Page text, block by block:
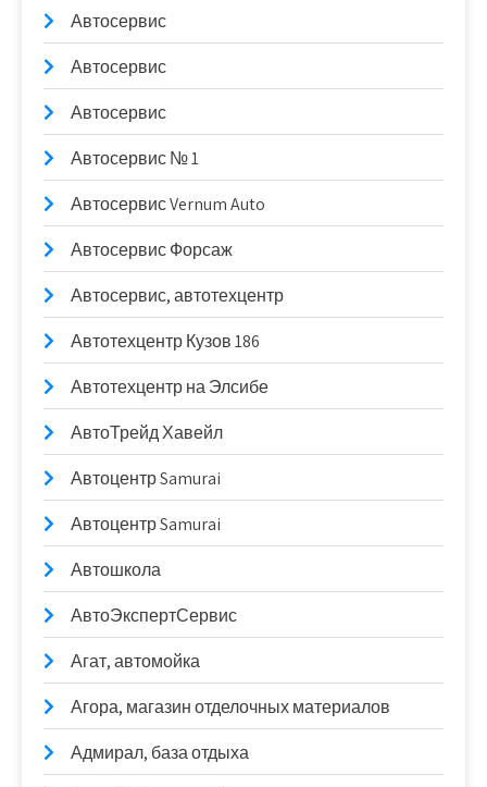
Автосервис
Автосервис
Автосервис
Автосервис № 1
Автосервис Vernum Auto
Автосервис Форсаж
Автосервис, автотехцентр
Автотехцентр Кузов 186
Автотехцентр на Элсибе
АвтоТрейд Хавейл
Автоцентр Samurai
Автоцентр Samurai
Автошкола
АвтоЭкспертСервис
Агат, автомойка
Агора, магазин отделочных материалов
Адмирал, база отдыха